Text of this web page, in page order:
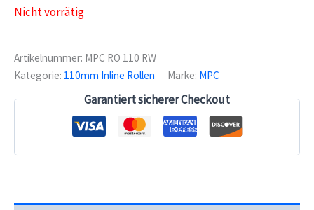
Nicht vorrätig
Artikelnummer: MPC RO 110 RW
Kategorie: 110mm Inline Rollen Marke: MPC
Garantiert sicherer Checkout